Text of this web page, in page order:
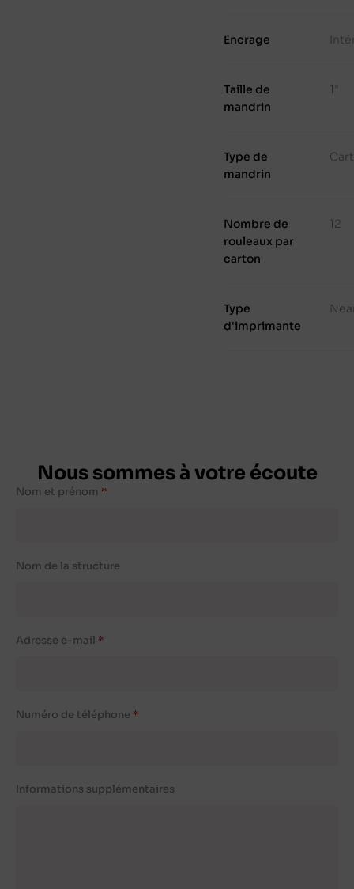
Encrage
Taille de
mandrin
1"
Type de
mandrin
Nombre de
rouleaux par
carton
12
Type
d'imprimante
Nous sommes à votre écoute
Nom et prénom
Nom de la structure
Adresse e-mail
Numéro de téléphone
Informations supplémentaires